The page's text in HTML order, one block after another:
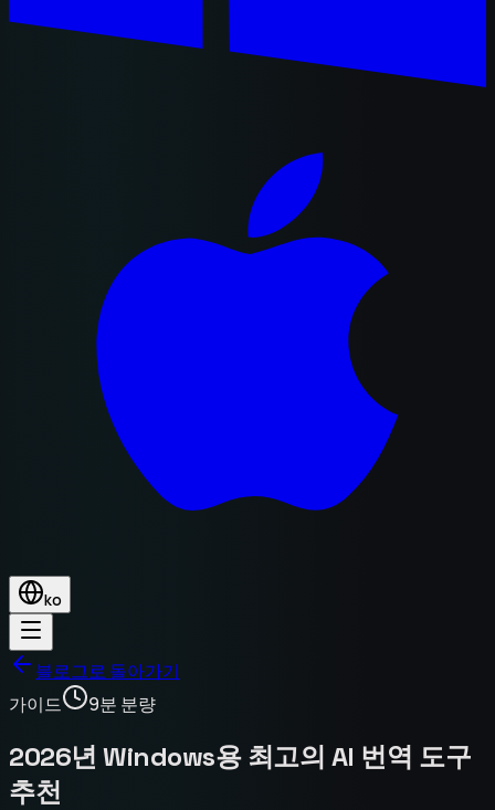
ko
블로그로 돌아가기
가이드
9분 분량
2026년 Windows용 최고의 AI 번역 도구
추천